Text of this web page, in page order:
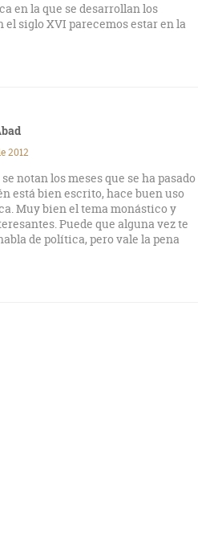
en la que se desarrollan los
el siglo XVI parecemos estar en la
2012
notan los meses que se ha pasado
está bien escrito, hace buen uso
Muy bien el tema monástico y
Puede que alguna vez te
de política, pero vale la pena